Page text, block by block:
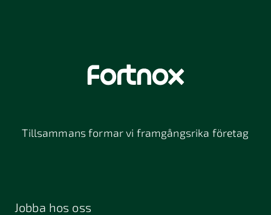
Tillsammans formar vi framgångsrika företag
Jobba hos oss